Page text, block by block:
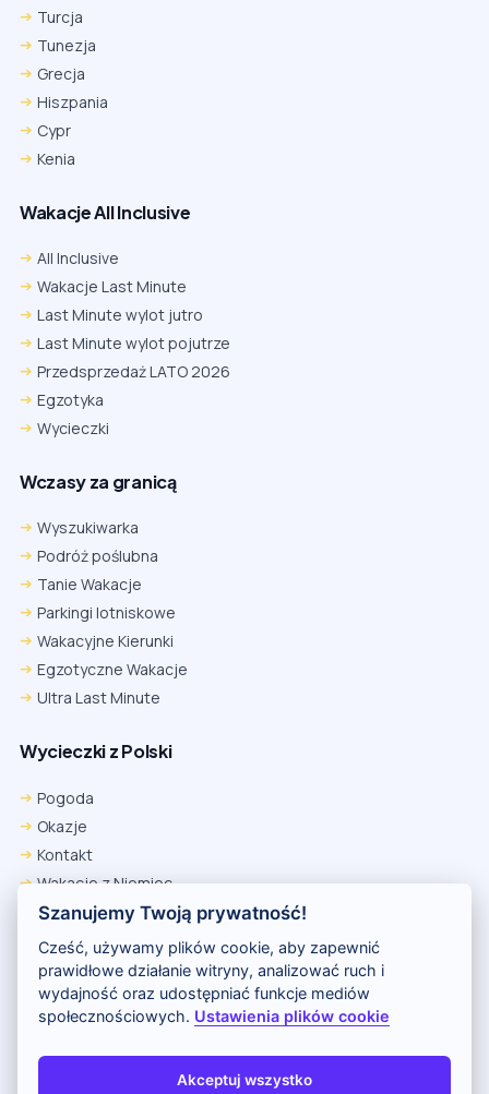
Turcja
Tunezja
Grecja
Hiszpania
Cypr
Kenia
Wakacje All Inclusive
All Inclusive
Wakacje Last Minute
Last Minute wylot jutro
Last Minute wylot pojutrze
Przedsprzedaż LATO 2026
Egzotyka
Wycieczki
Wczasy za granicą
Wyszukiwarka
Podróż poślubna
Tanie Wakacje
Parkingi lotniskowe
Wakacyjne Kierunki
Egzotyczne Wakacje
Ultra Last Minute
Wycieczki z Polski
Pogoda
Okazje
Kontakt
Wakacje z Niemiec
Polityka Prywatności
Wakacje w Egipcie
Rankingi hoteli
Kontakt i reklama
Polityka prywatności
Szanujemy Twoją prywatność!
Cześć, używamy plików cookie, aby zapewnić
prawidłowe działanie witryny, analizować ruch i
wydajność oraz udostępniać funkcje mediów
społecznościowych. Ustawienia plików cookie
Akceptuj wszystko